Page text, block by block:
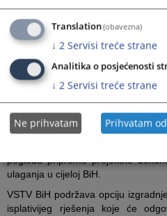
Na sastanku su prezentirane do
daljnjega ulaganja. Istaknuto je
rješenje koje će unaprijediti
omogućiti bolji pristup pravosudnim
Na temelju iznesene argumentacije
vrsti radova i iznosu ulaganja u
Shodno nadležnostima i
pogledu unapređenja radnih
BiH, VSTV BiH aktivno pruža
pogledu pripreme projektne
ulaganja u cijeloj BiH.
VSTV BiH podržava opciju
isplativijeg rješenja koje će
Translation(obavezna)
↓ 2 Servisi treće strane
Analitika o posjećenosti
↓ 2 Servisi treće strane
Ne prihvatam Prihvatam